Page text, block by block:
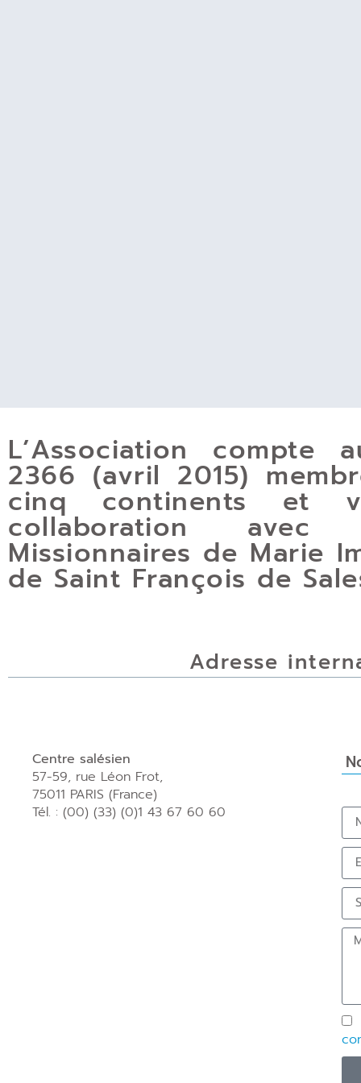
L’Association compte
2366 (avril 2015)
cinq continents et
collaboration avec
Missionnaires de Marie
de Saint François de
Adresse
Centre salésien
57-59, rue Léon Frot,
75011 PARIS (France)
Tél. : (00) (33) (0)1 43 67 60 60